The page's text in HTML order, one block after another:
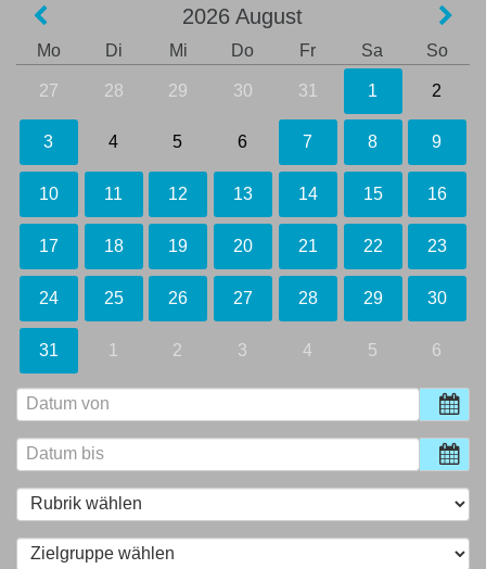
2026 August
Mo Di Mi Do Fr Sa So
27 28 29 30 31 1 2
3 4 5 6 7 8 9
10 11 12 13 14 15 16
17 18 19 20 21 22 23
24 25 26 27 28 29 30
31 1 2 3 4 5 6